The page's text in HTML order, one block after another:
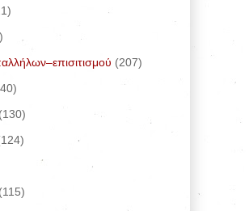
(207)
(130)
(115)